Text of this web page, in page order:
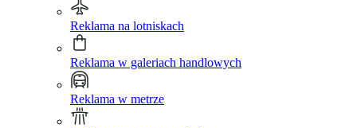
Reklama na lotniskach
Reklama w galeriach handlowych
Reklama w metrze